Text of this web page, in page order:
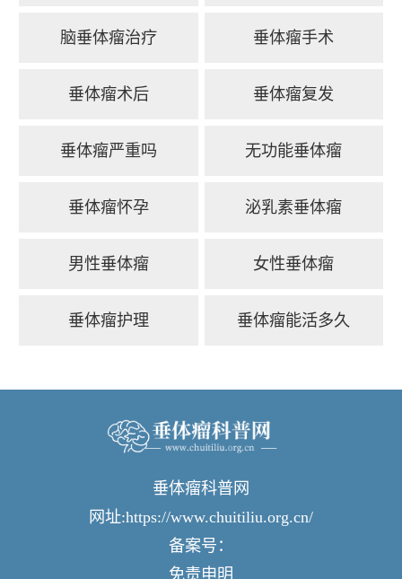
脑垂体瘤治疗 垂体瘤手术
垂体瘤术后 垂体瘤复发
垂体瘤严重吗 无功能垂体瘤
垂体瘤怀孕 泌乳素垂体瘤
男性垂体瘤 女性垂体瘤
垂体瘤护理 垂体瘤能活多久
垂体瘤科普网
网址:https://www.chuitiliu.org.cn/
备案号：
免责申明